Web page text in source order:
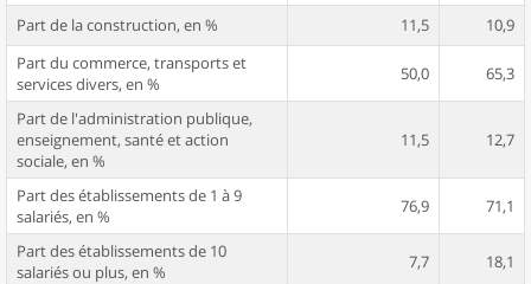
Part de la construction, en %
11,5
10,9
Part du commerce, transports et
services divers, en %
50,0 65,3
Part de l'administration publique,
enseignement, santé et action
sociale, en %
11,5 12,7
Part des établissements de 1 à 9
salariés, en %
76,9 71,1
Part des établissements de 10
salariés ou plus, en %
7,7 18,1